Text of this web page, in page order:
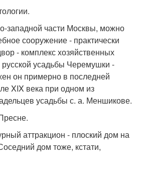
западной части Москвы, можно
сооружение - практически
- комплекс хозяйственных
русской усадьбы Черемушки -
он примерно в последней
XIX века при одном из
усадьбы с. а. Меншикове.
аттракцион - плоский дом на
дом тоже, кстати,